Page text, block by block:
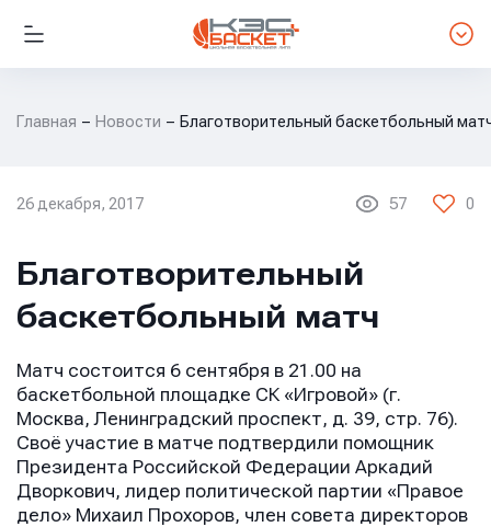
Главная Новости Благотворительный баскетбольный
НОВОСТИ ЛИГИ
26 декабря, 2017 57 0
Благотворительный
баскетбольный матч
Матч состоится 6 сентября в 21.00 на
баскетбольной площадке СК «Игровой» (г.
Москва, Ленинградский проспект, д. 39, стр. 76).
Своё участие в матче подтвердили помощник
Президента Российской Федерации Аркадий
Дворкович, лидер политической партии «Правое
дело» Михаил Прохоров, член совета директоров